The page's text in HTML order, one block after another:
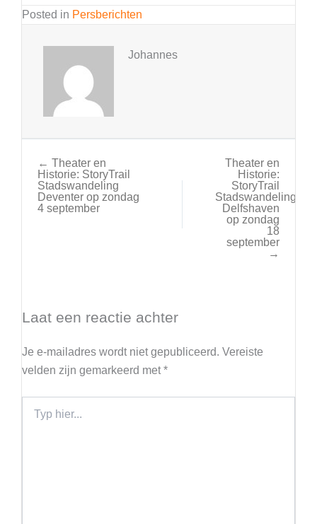
Posted in Persberichten
Johannes
← Theater en
Historie: StoryTrail
Stadswandeling
Deventer op zondag
4 september
Theater en
Historie:
StoryTrail
Stadswandeling
Delfshaven
op zondag
18
september
→
Laat een reactie achter
Je e-mailadres wordt niet gepubliceerd. Vereiste
velden zijn gemarkeerd met*
hier...